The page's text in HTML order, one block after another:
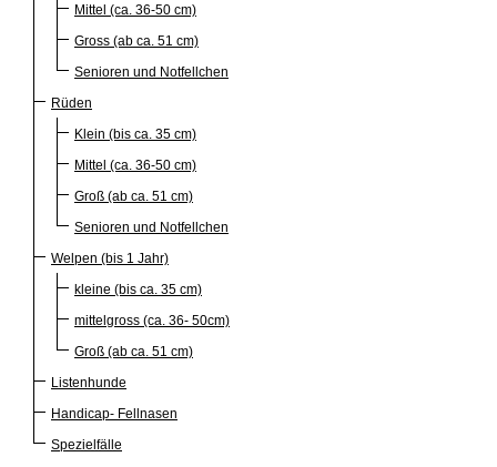
Mittel (ca. 36-50 cm)
Gross (ab ca. 51 cm)
Senioren und Notfellchen
Rüden
Klein (bis ca. 35 cm)
Mittel (ca. 36-50 cm)
Groß (ab ca. 51 cm)
Senioren und Notfellchen
Welpen (bis 1 Jahr)
kleine (bis ca. 35 cm)
mittelgross (ca. 36- 50cm)
Groß (ab ca. 51 cm)
Listenhunde
Handicap- Fellnasen
Spezielfälle